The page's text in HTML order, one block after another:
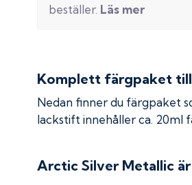
beställer. Läs mer
Komplett färgpaket till
Nedan finner du färgpaket
lackstift innehåller ca. 20ml
Arctic Silver Metallic